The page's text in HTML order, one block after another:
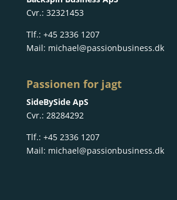
Cvr.: 32321453
Tlf.: +45 2336 1207
Mail: michael@passionbusiness.dk
Passionen for jagt
SideBySide ApS
Cvr.: 28284292
Tlf.: +45 2336 1207
Mail: michael@passionbusiness.dk